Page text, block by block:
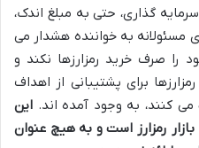
گذاری، حتی به مبلغ اندک،
به خواننده هشدار می
را صرف خرید رمزارزها نکند و
برای پشتیبانی از اهداف
کنند، به وجود آمده اند. این
رمزارز است و به هیچ عنوان